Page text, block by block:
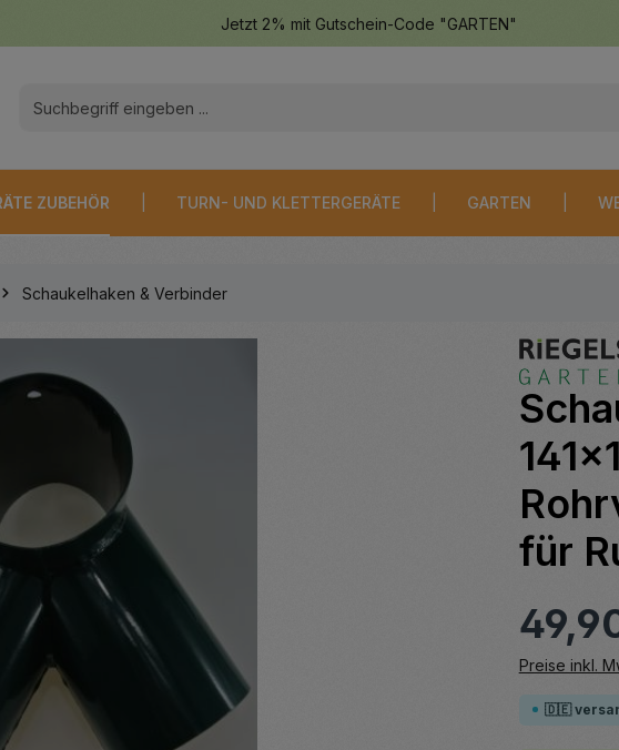
Jetzt 2% mit Gutschein-Code "GARTEN"
ZUBEHÖR TURN- UND KLETTERGERÄTE GARTEN
Schaukelhaken & Verbinder
für
Preise inkl.
🇩🇪